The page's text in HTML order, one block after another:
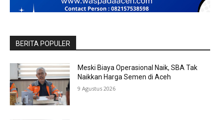
BERITA POPULER
Meski Biaya Operasional Naik, SBA Tak
Naikkan Harga Semen di Aceh
9 Agustus 2026